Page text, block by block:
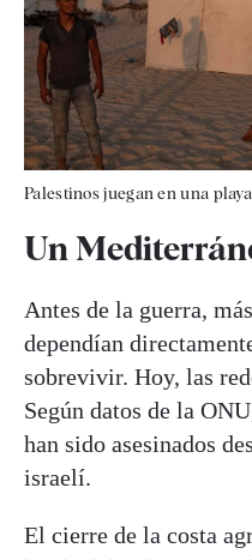
Palestinos juegan en una
Un
Antes de la guerra,
dependían
sobrevivir. Hoy, las
Según datos de la
han sido asesinados
israelí.
El cierre de la costa